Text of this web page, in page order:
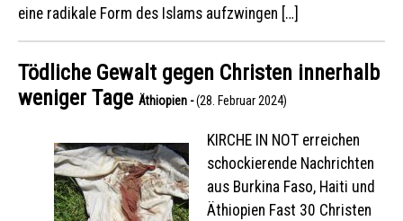
eine radikale Form des Islams aufzwingen […]
Tödliche Gewalt gegen Christen innerhalb
weniger Tage Äthiopien -(28. Februar 2024)
KIRCHE IN NOT erreichen
schockierende Nachrichten
aus Burkina Faso, Haiti und
Äthiopien Fast 30 Christen